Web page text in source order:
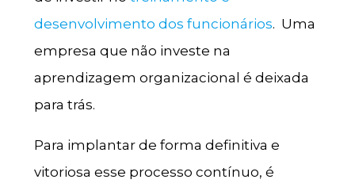
desenvolvimento dos funcionários. Uma
empresa que não investe na
aprendizagem organizacional é deixada
para trás.
Para implantar de forma definitiva e
vitoriosa esse processo contínuo, é